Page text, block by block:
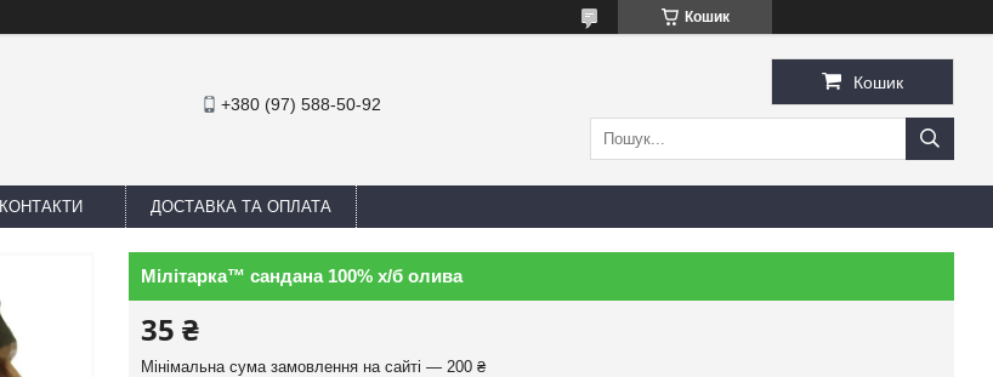
Кошик
+380 (97) 588-50-92
Кошик
КОНТАКТИ ДОСТАВКА ТА ОПЛАТА
Мілітарка™ сандана 100% х/б олива
35 ₴
Мінімальна сума замовлення на сайті — 200 ₴